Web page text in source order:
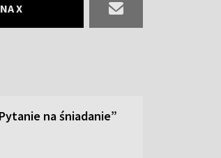
X
na śniadanie”